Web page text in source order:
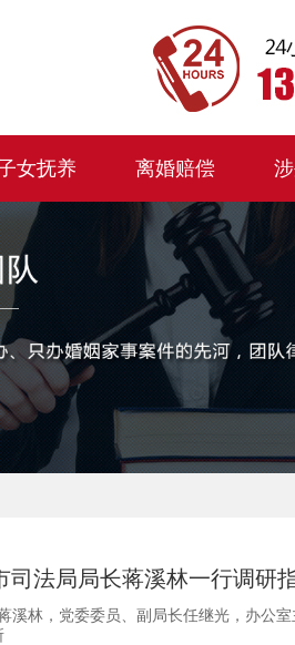
女抚养 离婚赔偿
法局局长蒋溪林一行调研
溪林，党委委员、副局长任继光，办公